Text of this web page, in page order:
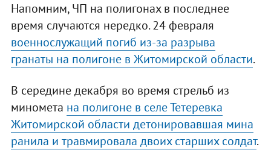
Напомним, ЧП на полигонах в последнее
время случаются нередко. 24 февраля
военнослужащий погиб из-за разрыва
гранаты на полигоне в Житомирской области.
В середине декабря во время стрельб из
миномета на полигоне в селе Тетеревка
Житомирской области детонировавшая мина
ранила и травмировала двоих старших солдат.